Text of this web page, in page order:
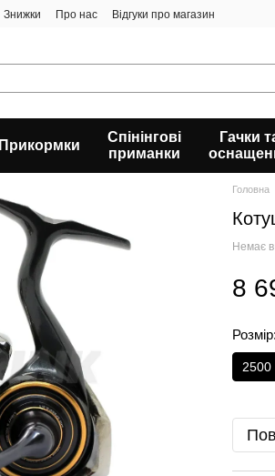
Знижки Про нас Відгуки про магазин
Прикормки
Спінінгові
приманки
Гачки
Головна
Немає в
8
Розмір:
2500